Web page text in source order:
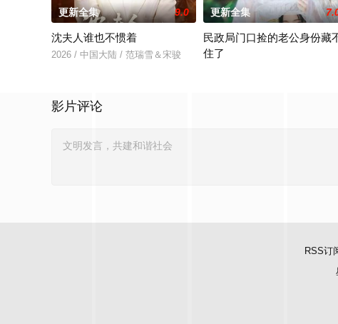
更新全集 9.0
沈夫人谁也不惯着
2026 / 中国大陆 / 范瑞雪＆宋骏
更新全集
民政局门口捡的老公身份藏
住了
影片评论
RSS订